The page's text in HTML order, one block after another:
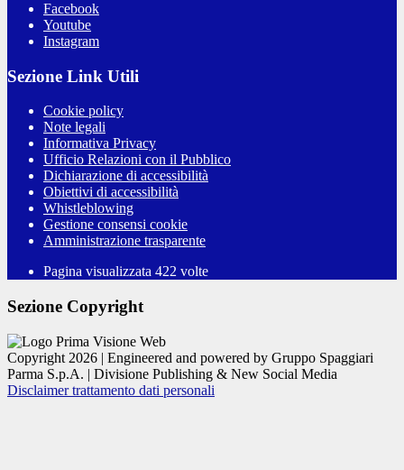
Facebook
Youtube
Instagram
Sezione Link Utili
Cookie policy
Note legali
Informativa Privacy
Ufficio Relazioni con il Pubblico
Dichiarazione di accessibilità
Obiettivi di accessibilità
Whistleblowing
Gestione consensi cookie
Amministrazione trasparente
Pagina visualizzata 422 volte
Sezione Copyright
Copyright 2026 | Engineered and powered by Gruppo Spaggiari
Parma S.p.A. | Divisione Publishing & New Social Media
Disclaimer trattamento dati personali